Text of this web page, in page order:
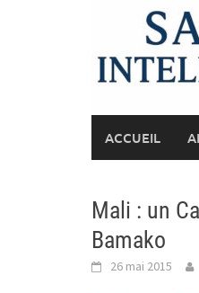
ACCUEIL
Mali : un
Bamako
26 mai 2015